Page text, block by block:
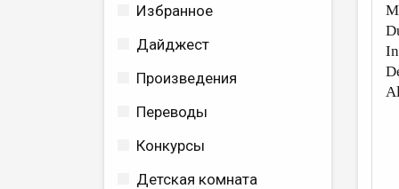
Избранное
Дайджест
Произведения
Переводы
Конкурсы
Детская комната